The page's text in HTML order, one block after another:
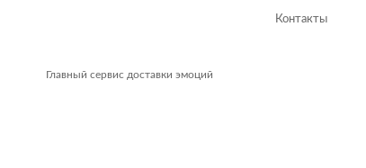
Главный сервис доставки эмоций
Контакты